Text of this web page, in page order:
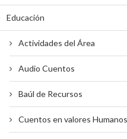
Educación
Actividades del Área
Audio Cuentos
Baúl de Recursos
Cuentos en valores Humanos